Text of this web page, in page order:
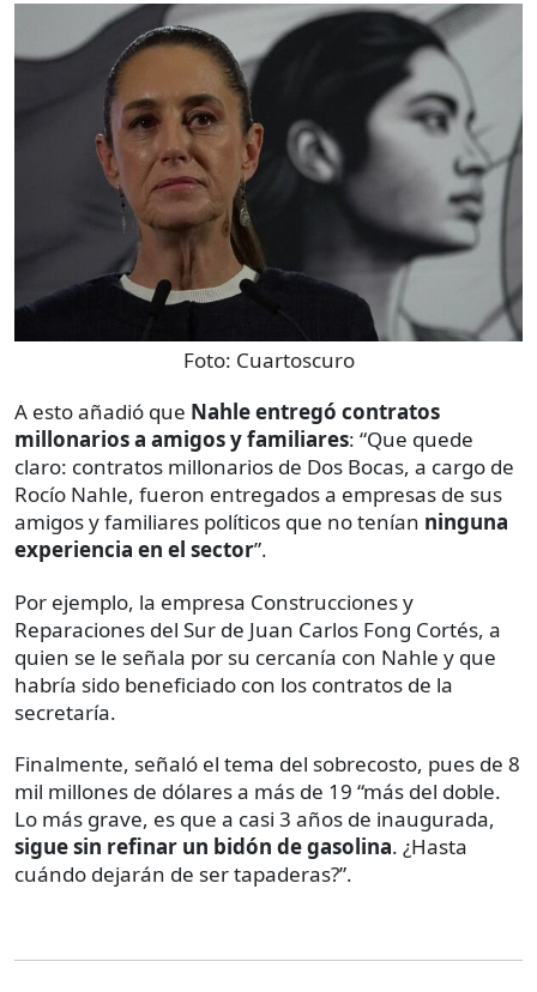
Foto: Cuartoscuro
A esto añadió que Nahle entregó contratos
millonarios a amigos y familiares: “Que quede
claro: contratos millonarios de Dos Bocas, a cargo de
Rocío Nahle, fueron entregados a empresas de sus
amigos y familiares políticos que no tenían ninguna
experiencia en el sector”.
Por ejemplo, la empresa Construcciones y
Reparaciones del Sur de Juan Carlos Fong Cortés, a
quien se le señala por su cercanía con Nahle y que
habría sido beneficiado con los contratos de la
secretaría.
Finalmente, señaló el tema del sobrecosto, pues de 8
mil millones de dólares a más de 19 “más del doble.
Lo más grave, es que a casi 3 años de inaugurada,
sigue sin refinar un bidón de gasolina. ¿Hasta
cuándo dejarán de ser tapaderas?”.